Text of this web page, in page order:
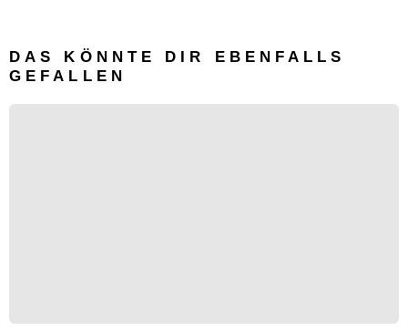
DAS KÖNNTE DIR EBENFALLS
GEFALLEN